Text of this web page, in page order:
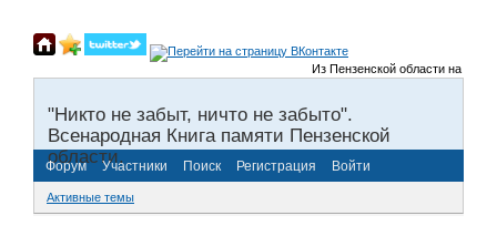
Из Пензенской области на
"Никто не забыт, ничто не забыто".
Всенародная Книга памяти Пензенской
области.
Форум Участники Поиск Регистрация Войти
Активные темы